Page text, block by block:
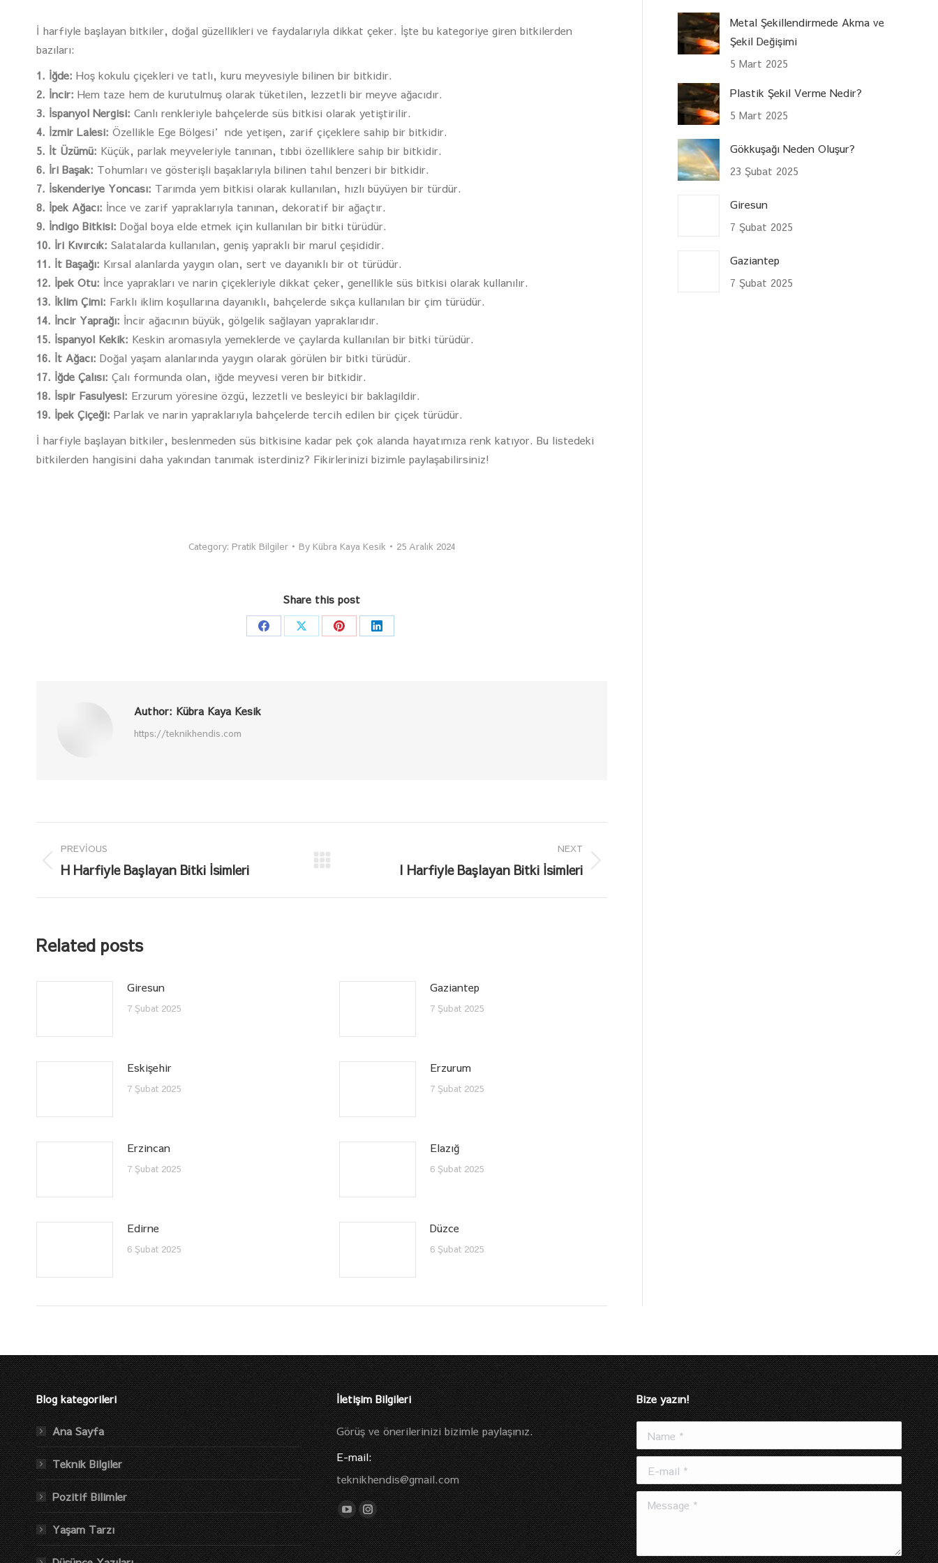
İ harfiyle başlayan bitkiler, doğal güzellikleri ve faydalarıyla dikkat çeker. İşte bu kategoriye giren bitkilerden
bazıları:
1. İğde: Hoş kokulu çiçekleri ve tatlı, kuru meyvesiyle bilinen bir bitkidir.
2. İncir: Hem taze hem de kurutulmuş olarak tüketilen, lezzetli bir meyve ağacıdır.
3. İspanyol Nergisi: Canlı renkleriyle bahçelerde süs bitkisi olarak yetiştirilir.
4. İzmir Lalesi: Özellikle Ege Bölgesi’nde yetişen, zarif çiçeklere sahip bir bitkidir.
5. İt Üzümü: Küçük, parlak meyveleriyle tanınan, tıbbi özelliklere sahip bir bitkidir.
6. İri Başak: Tohumları ve gösterişli başaklarıyla bilinen tahıl benzeri bir bitkidir.
7. İskenderiye Yoncası: Tarımda yem bitkisi olarak kullanılan, hızlı büyüyen bir türdür.
8. İpek Ağacı: İnce ve zarif yapraklarıyla tanınan, dekoratif bir ağaçtır.
9. İndigo Bitkisi: Doğal boya elde etmek için kullanılan bir bitki türüdür.
10. İri Kıvırcık: Salatalarda kullanılan, geniş yapraklı bir marul çeşididir.
11. İt Başağı: Kırsal alanlarda yaygın olan, sert ve dayanıklı bir ot türüdür.
12. İpek Otu: İnce yaprakları ve narin çiçekleriyle dikkat çeker, genellikle süs bitkisi olarak kullanılır.
13. İklim Çimi: Farklı iklim koşullarına dayanıklı, bahçelerde sıkça kullanılan bir çim türüdür.
14. İncir Yaprağı: İncir ağacının büyük, gölgelik sağlayan yapraklarıdır.
15. İspanyol Kekik: Keskin aromasıyla yemeklerde ve çaylarda kullanılan bir bitki türüdür.
16. İt Ağacı: Doğal yaşam alanlarında yaygın olarak görülen bir bitki türüdür.
17. İğde Çalısı: Çalı formunda olan, iğde meyvesi veren bir bitkidir.
18. İspir Fasulyesi: Erzurum yöresine özgü, lezzetli ve besleyici bir baklagildir.
19. İpek Çiçeği: Parlak ve narin yapraklarıyla bahçelerde tercih edilen bir çiçek türüdür.
İ harfiyle başlayan bitkiler, beslenmeden süs bitkisine kadar pek çok alanda hayatımıza renk katıyor. Bu listedeki
bitkilerden hangisini daha yakından tanımak isterdiniz? Fikirlerinizi bizimle paylaşabilirsiniz!
Category: Pratik Bilgiler By Kübra Kaya Kesik 25 Aralık 2024
Share this post
Share Share Share Share
Author: Kübra Kaya Kesik
https://teknikhendis.com
navigation
PREVIOUS
Previous
H Harfiyle Başlayan Bitki İsimleri
NEXT
I Harfiyle Başlayan Bitki İsimleri
Related posts
Giresun
7 Şubat 2025
Gaziantep
7 Şubat 2025
Eskişehir
7 Şubat 2025
Erzurum
7 Şubat 2025
Erzincan
7 Şubat 2025
Elazığ
6 Şubat 2025
Edirne
6 Şubat 2025
Düzce
6 Şubat 2025
Metal Şekillendirmede Akma ve
Şekil Değişimi
5 Mart 2025
Plastik Şekil Verme Nedir?
5 Mart 2025
Gökkuşağı Neden Oluşur?
23 Şubat 2025
Giresun
7 Şubat 2025
Gaziantep
7 Şubat 2025
Blog kategorileri
Ana Sayfa
Teknik Bilgiler
Pozitif Bilimler
Yaşam Tarzı
İletişim Bilgileri
Görüş ve önerilerinizi bizimle paylaşınız.
E-mail:
teknikhendis@gmail.com
Find us on:
YouTube
page
opens
Instagram
page
opens
Bize yazın!
Name *
E-mail *
Message *